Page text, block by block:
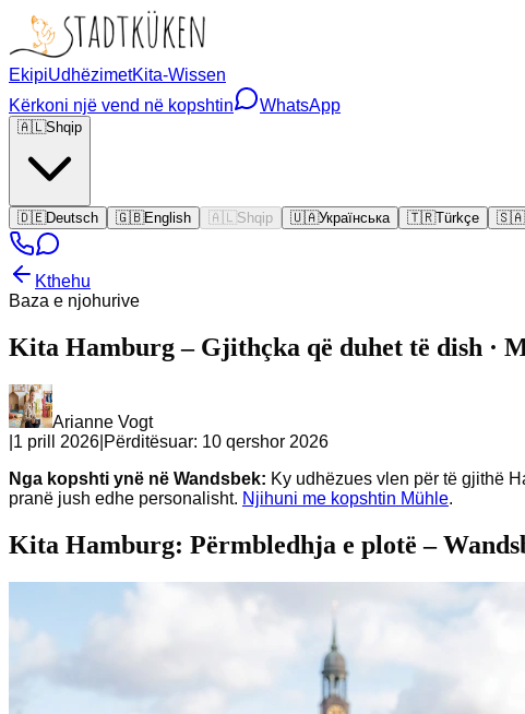
EkipiUdhëzimetKita-Wissen
Kërkoni një vend në kopshtin
WhatsApp
🇦🇱Shqip
🇩🇪Deutsch 🇬🇧English 🇦🇱 Shqip 🇺🇦Українська 🇹🇷Türkçe 🇸🇦
Kthehu
Baza e njohurive
Kita Hamburg – Gjithçka që duhet të dish ·
Arianne Vogt
1 prill 2026 Përditësuar: 10 qershor 2026
Nga kopshti ynë në Wandsbek: Ky udhëzues vlen për të gjithë
pranë jush edhe personalisht. Njihuni me kopshtin Mühle.
Kita Hamburg: Përmbledhja e plotë –